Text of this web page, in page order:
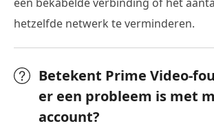
hetzelfde netwerk te verminderen.
Betekent Prime Video-
er een probleem is met
account?